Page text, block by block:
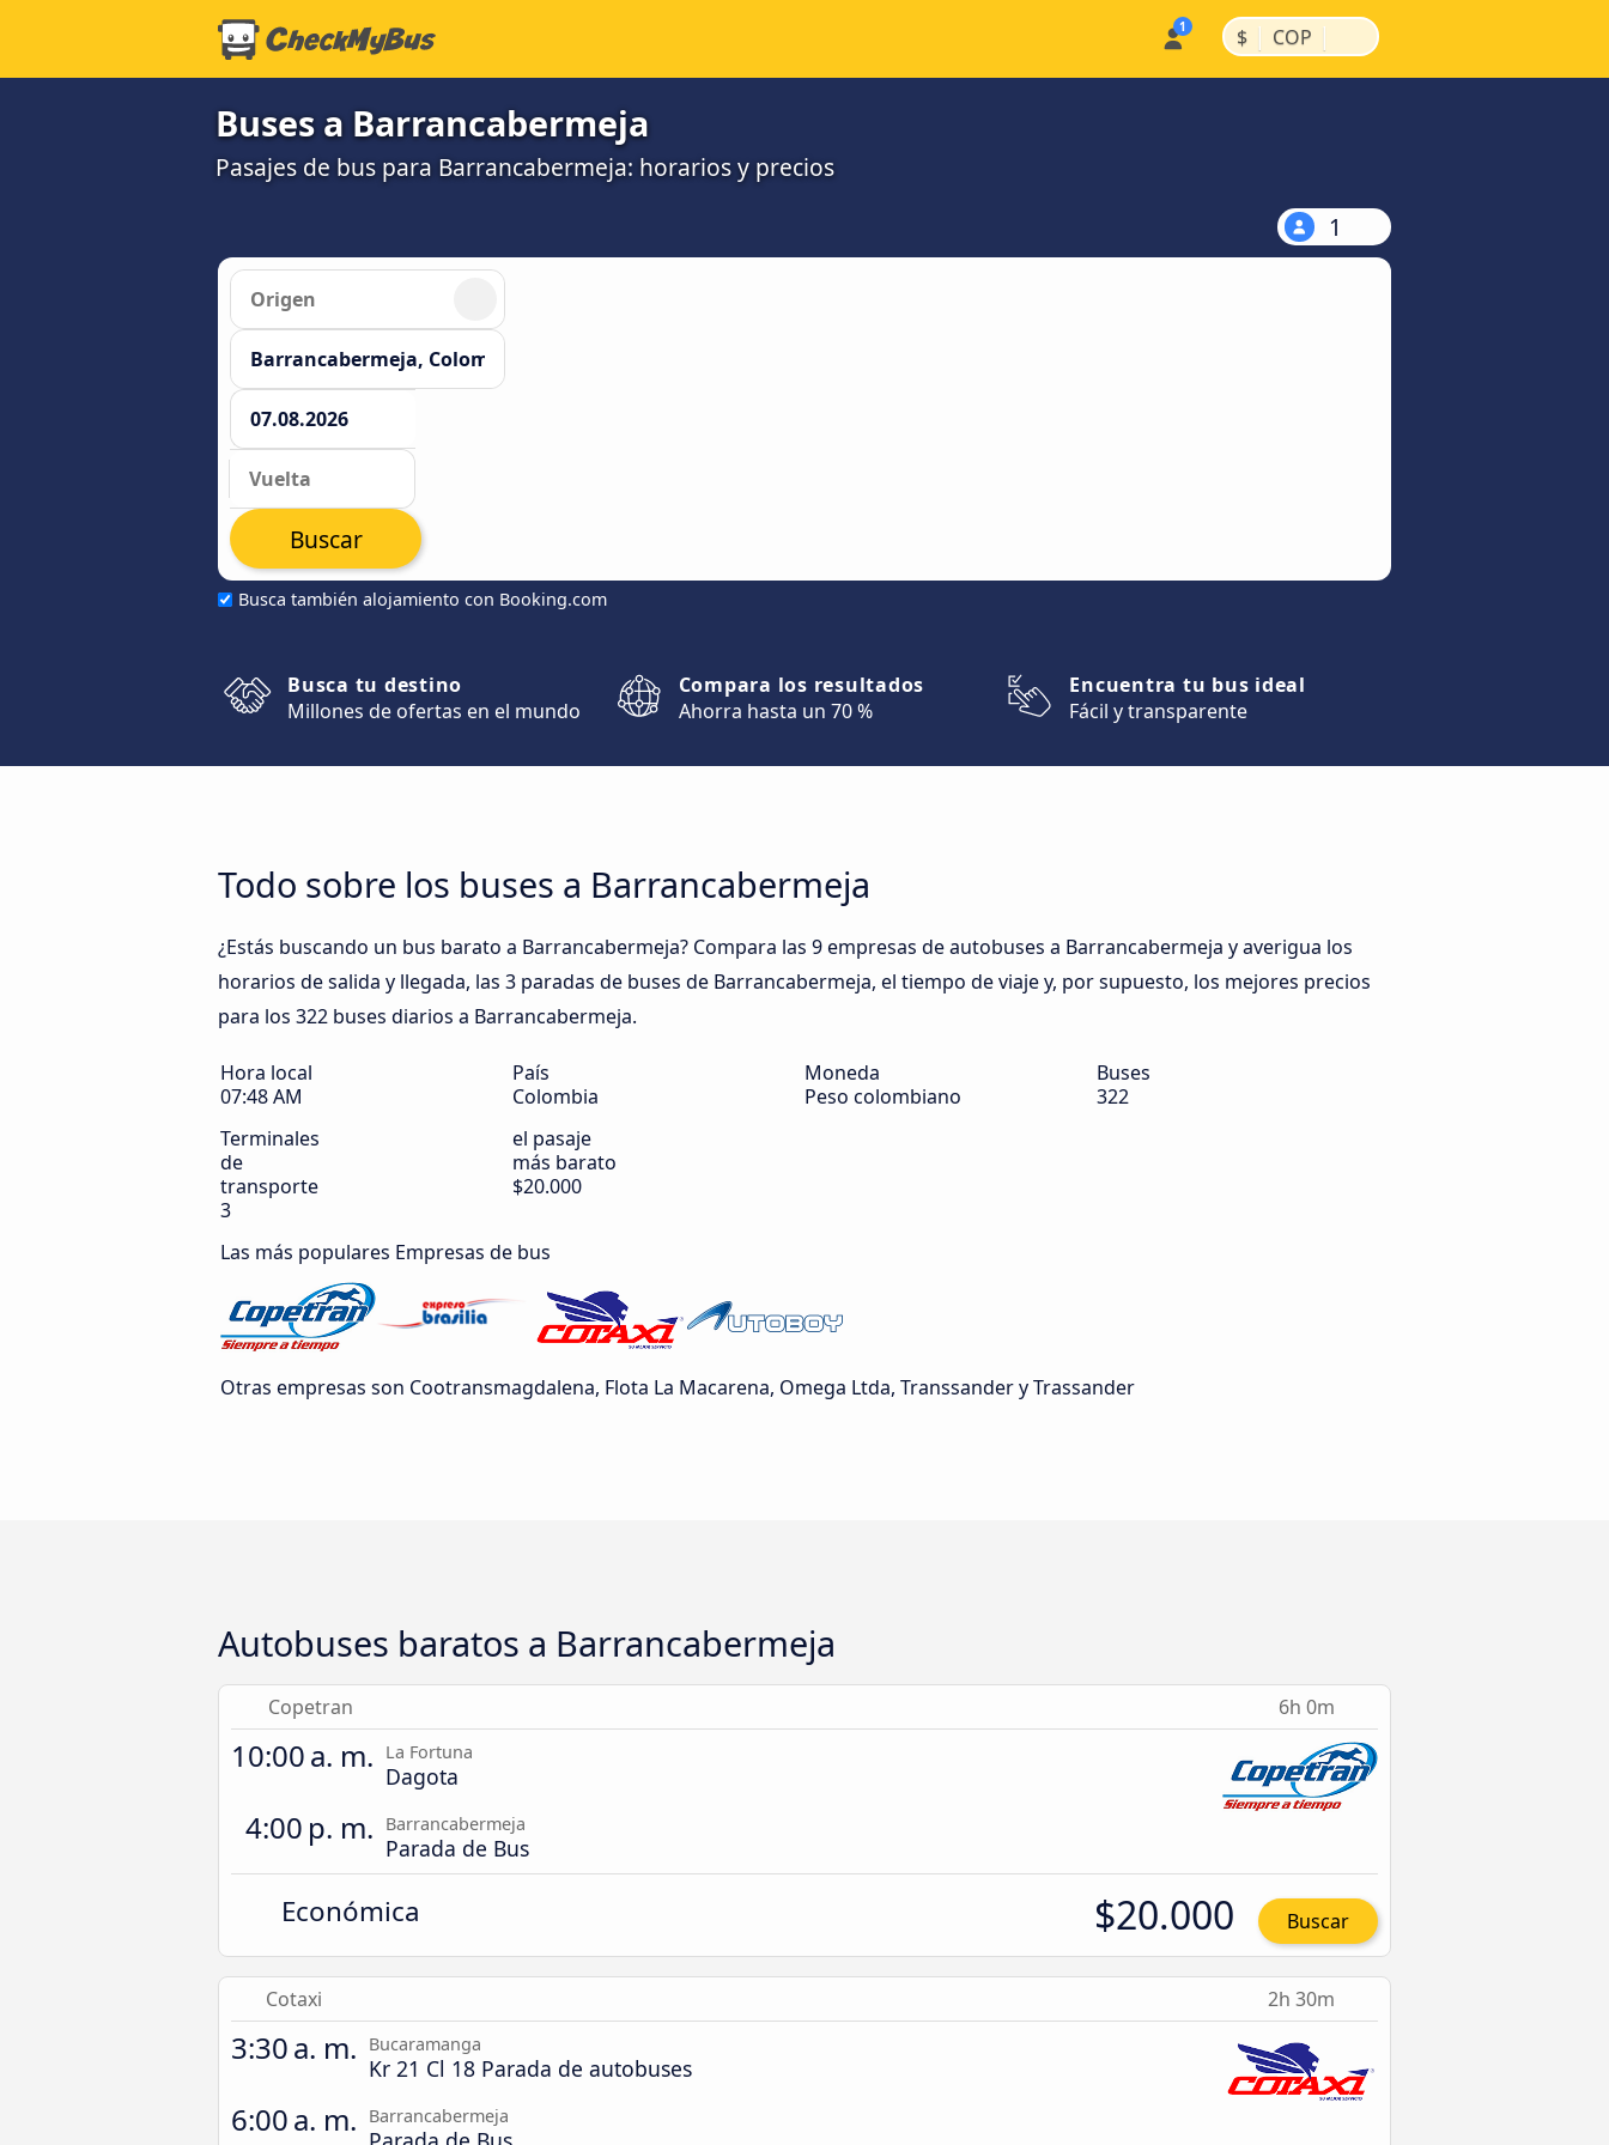
$ | COP |
Buses a Barrancabermeja
Pasajes de bus para Barrancabermeja: horarios y precios
1
Busca también alojamiento con Booking.com
Buscar
Busca tu destino
Millones de ofertas en el mundo
Compara los resultados
Ahorra hasta un 70 %
Encuentra tu bus ideal
Fácil y transparente
Todo sobre los buses a Barrancabermeja
¿Estás buscando un bus barato a Barrancabermeja? Compara las 9 empresas de autobuses a Barrancabermeja y averigua los
horarios de salida y llegada, las 3 paradas de buses de Barrancabermeja, el tiempo de viaje y, por supuesto, los mejores precios
para los 322 buses diarios a Barrancabermeja.
Hora local
07:48 AM
País
Colombia
Moneda
Peso colombiano
Buses
322
Terminales
de
transporte
3
el pasaje
más barato
$20.000
Las más populares Empresas de bus
Otras empresas son Cootransmagdalena, Flota La Macarena, Omega Ltda, Transsander y Trassander
Autobuses baratos a Barrancabermeja
Copetran 6h 0m
10:00 a. m. La Fortuna
Dagota
4:00 p. m. Barrancabermeja
Parada de Bus
Económica $20.000 Buscar
Cotaxi 2h 30m
3:30 a. m. Bucaramanga
Kr 21 Cl 18 Parada de autobuses
6:00 a. m. Barrancabermeja